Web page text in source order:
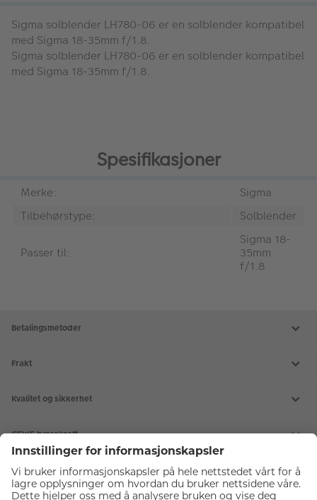
Sigma solblender LH780-06 er en solblender kompatibel
med Sigma 18-35mm f/1.8.
Sigma solblender LH780-06 er en solblender kompatibel
med Sigma 18-35mm f/1.8.
Spesifikasjoner
Merke:
Sigma
Tilbehørstype:
Solblender
Passer til:
Sigma 18-
35mm
f/1.8
Betalingsmetoder
Frakt
Kvalitet og sikkerhet
CEWE bærekraft
Tjenester
Kundeservice